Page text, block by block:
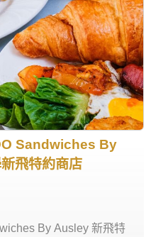
Sandwiches By
飛特約商店
By Ausley 新飛特